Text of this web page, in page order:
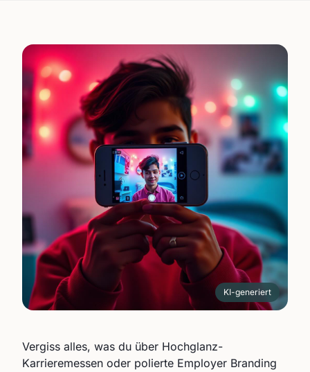
KI-generiert
Vergiss alles, was du über Hochglanz-
Karrieremessen oder polierte Employer Branding